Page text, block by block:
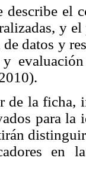
describe el
y
datos y
y
de la ficha,
para
en